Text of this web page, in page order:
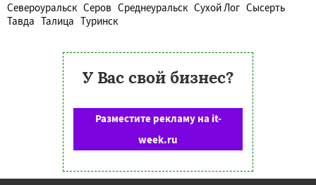
Североуральск Серов Среднеуральск Сухой Лог Сысерть
Тавда Талица Туринск
У Вас свой бизнес?
Разместите рекламу на it-
week.ru